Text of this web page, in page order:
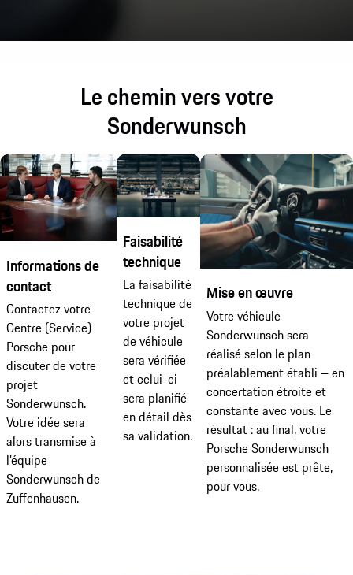
Le chemin vers votre
Sonderwunsch
Informations de
contact
Contactez votre
Centre (Service)
Porsche pour
discuter de votre
projet
Sonderwunsch.
Votre idée sera
alors transmise à
l’équipe
Sonderwunsch de
Zuffenhausen.
Faisabilité
technique
La faisabilité
technique de
votre projet
de véhicule
sera vérifiée
et celui-ci
sera planifié
en détail dès
sa validation.
Mise en œuvre
Votre véhicule
Sonderwunsch sera
réalisé selon le plan
préalablement établi – en
concertation étroite et
constante avec vous. Le
résultat : au final, votre
Porsche Sonderwunsch
personnalisée est prête,
pour vous.